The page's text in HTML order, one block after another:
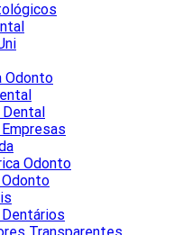
Odonto
Odonto